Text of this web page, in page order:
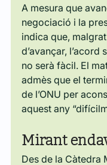
A mesura que
negociació i la
indica que,
d’avançar,
no serà fàcil. El
admès que el
de l’ONU per
aquest any
Mirant
Des de la Càtedra